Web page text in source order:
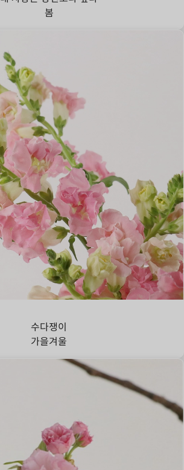
봄
수다쟁이
가을겨울